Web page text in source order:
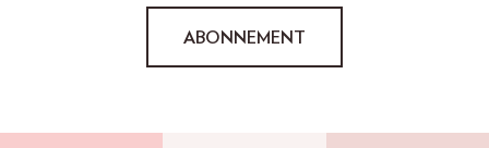
ABONNEMENT